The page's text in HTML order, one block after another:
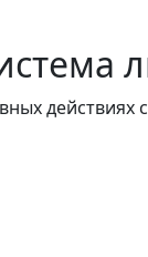
действиях